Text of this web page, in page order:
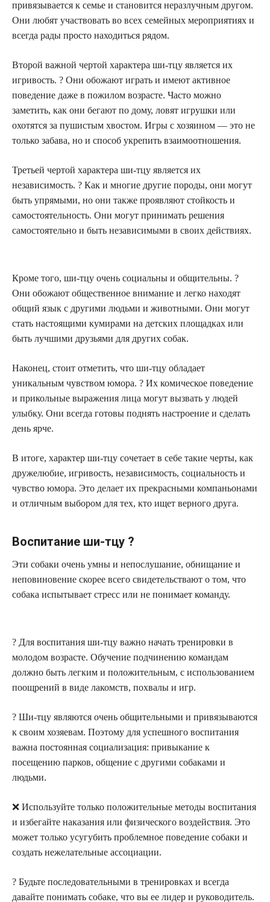
привязывается к семье и становится неразлучным другом.
Они любят участвовать во всех семейных мероприятиях и
всегда рады просто находиться рядом.
Второй важной чертой характера ши-тцу является их
игривость. ? Они обожают играть и имеют активное
поведение даже в пожилом возрасте. Часто можно
заметить, как они бегают по дому, ловят игрушки или
охотятся за пушистым хвостом. Игры с хозяином — это не
только забава, но и способ укрепить взаимоотношения.
Третьей чертой характера ши-тцу является их
независимость. ? Как и многие другие породы, они могут
быть упрямыми, но они также проявляют стойкость и
самостоятельность. Они могут принимать решения
самостоятельно и быть независимыми в своих действиях.
Кроме того, ши-тцу очень социальны и общительны. ?
Они обожают общественное внимание и легко находят
общий язык с другими людьми и животными. Они могут
стать настоящими кумирами на детских площадках или
быть лучшими друзьями для других собак.
Наконец, стоит отметить, что ши-тцу обладает
уникальным чувством юмора. ? Их комическое поведение
и прикольные выражения лица могут вызвать у людей
улыбку. Они всегда готовы поднять настроение и сделать
день ярче.
В итоге, характер ши-тцу сочетает в себе такие черты, как
дружелюбие, игривость, независимость, социальность и
чувство юмора. Это делает их прекрасными компаньонами
и отличным выбором для тех, кто ищет верного друга.
Воспитание ши-тцу ?
Эти собаки очень умны и непослушание, обнищание и
неповиновение скорее всего свидетельствают о том, что
собака испытывает стресс или не понимает команду.
? Для воспитания ши-тцу важно начать тренировки в
молодом возрасте. Обучение подчинению командам
должно быть легким и положительным, с использованием
поощрений в виде лакомств, похвалы и игр.
? Ши-тцу являются очень общительными и привязываются
к своим хозяевам. Поэтому для успешного воспитания
важна постоянная социализация: привыкание к
посещению парков, общение с другими собаками и
людьми.
❌ Используйте только положительные методы воспитания
и избегайте наказания или физического воздействия. Это
может только усугубить проблемное поведение собаки и
создать нежелательные ассоциации.
? Будьте последовательными в тренировках и всегда
давайте понимать собаке, что вы ее лидер и руководитель.